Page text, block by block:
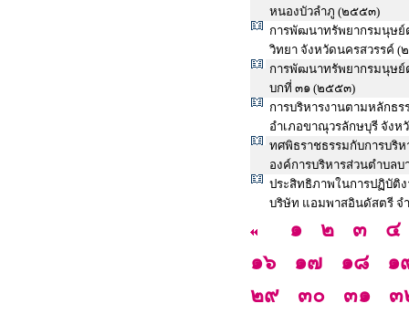
หนองบัวลำภู (๒๕๕๓)
การพัฒนาทรัพยากรมนุษย์
วิทยา จังหวัดนครสวรรค์ (
การพัฒนาทรัพยากรมนุษ
บกที่ ๓๑ (๒๕๕๓)
การบริหารงานตามหลักธ
อำเภอขาณุวรลักษบุรี จัง
ทศพิธราชธรรมกับการบริ
องค์การบริหารส่วนตำบลบ
ประสิทธิภาพในการปฏิบัติ
บริษัท แอมพาสอินดัสตรี จ
๑ ๒ ๓
๔
๑๖
๑๗ ๑๘
๑
๒๙
๓๐ ๓๑
๓